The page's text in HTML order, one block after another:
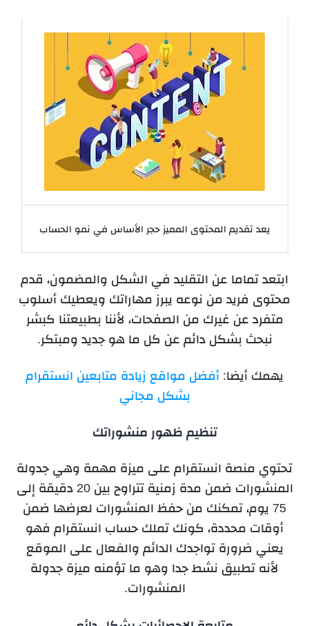
يعد تقديم المحتوى المميز حجر الأساس في نمو الحساب
ابتعد تماما عن التقليد في الشكل والمضمون، قدم
محتوى فريد من نوعه يبرز مهاراتك ويعطيك أسلوب
متفرد عن غيرك من الصفحات، لأننا بطبيعتنا كبشر
نبحث بشكل دائم عن كل ما هو جديد ومبتكر.
يهمك أيضا: أفضل مواقع زيادة متابعين انستقرام
بشكل مجاني
تنظيم ظهور منشوراتك
تحتوي منصة انستقرام على ميزة مهمة وهي جدولة
المنشورات ضمن مدة زمنية تتراوح بين 20 دقيقة إلى
75 يوم، تمكنك من حفظ المنشورات لعرضها ضمن
أوقات محددة، كونك تملك حساب انستقرام فهو
يعني ضرورة تواجدك الدائم والفعال على الموقع
لأنه تطبيق نشط جدا وهو ما تؤمنه ميزة جدولة
المنشورات.